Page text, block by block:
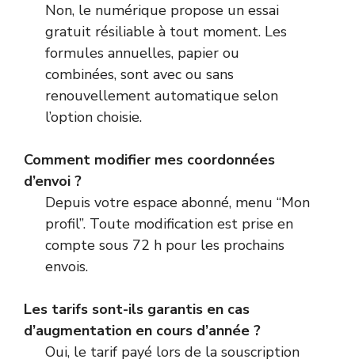
Non, le numérique propose un essai
gratuit résiliable à tout moment. Les
formules annuelles, papier ou
combinées, sont avec ou sans
renouvellement automatique selon
l’option choisie.
Comment modifier mes coordonnées
d’envoi ?
Depuis votre espace abonné, menu “Mon
profil”. Toute modification est prise en
compte sous 72 h pour les prochains
envois.
Les tarifs sont-ils garantis en cas
d’augmentation en cours d’année ?
Oui, le tarif payé lors de la souscription